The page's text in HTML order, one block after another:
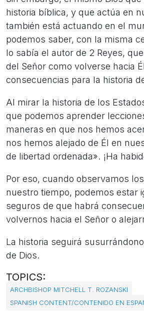
historia bíblica, y que actúa en
también está actuando en el
podemos saber, con la misma
lo sabía el autor de 2 Reyes,
del Señor como volverse hacia
consecuencias para la historia
Al mirar la historia de los
que podemos aprender
maneras en que nos hemos
nos hemos alejado de Él en
de libertad ordenada». ¡Ha
Por eso, cuando observamos
nuestro tiempo, podemos estar
seguros de que habrá
volvernos hacia el Señor o
La historia seguirá
de Dios.
TOPICS:
ARCHBISHOP MITCHELL T. ROZANSKI
SPANISH CONTENT/CONTENIDO EN